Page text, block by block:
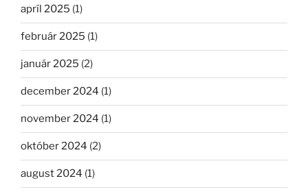
apríl 2025 (1)
február 2025 (1)
január 2025 (2)
december 2024 (1)
november 2024 (1)
október 2024 (2)
august 2024 (1)